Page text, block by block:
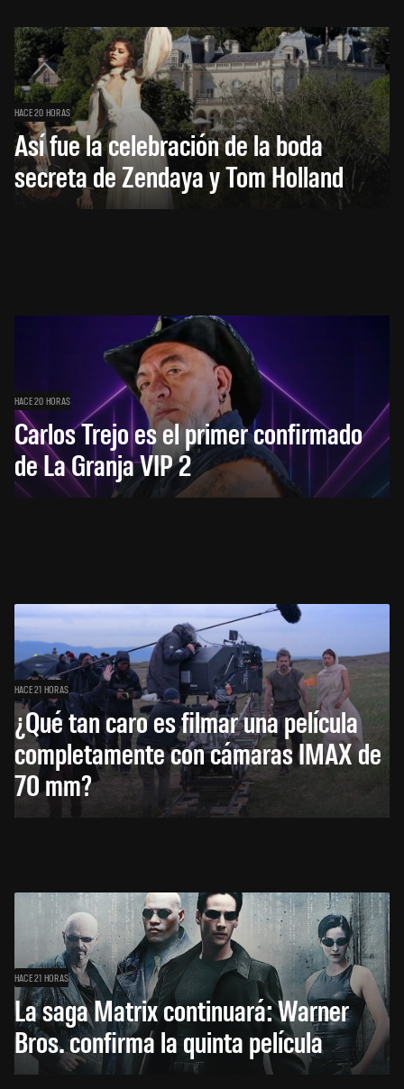
HACE 20 HORAS
Así fue la celebración de la boda
secreta de Zendaya y Tom Holland
HACE 20 HORAS
Carlos Trejo es el primer confirmado
de La Granja VIP 2
HACE 21 HORAS
¿Qué tan caro es filmar una película
completamente con cámaras IMAX de
70 mm?
HACE 21 HORAS
La saga Matrix continuará: Warner
Bros. confirma la quinta película